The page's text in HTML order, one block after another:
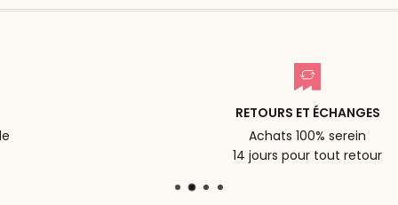
RETOURS ET ÉCHANGES
Achats 100% serein
14 jours pour tout retour